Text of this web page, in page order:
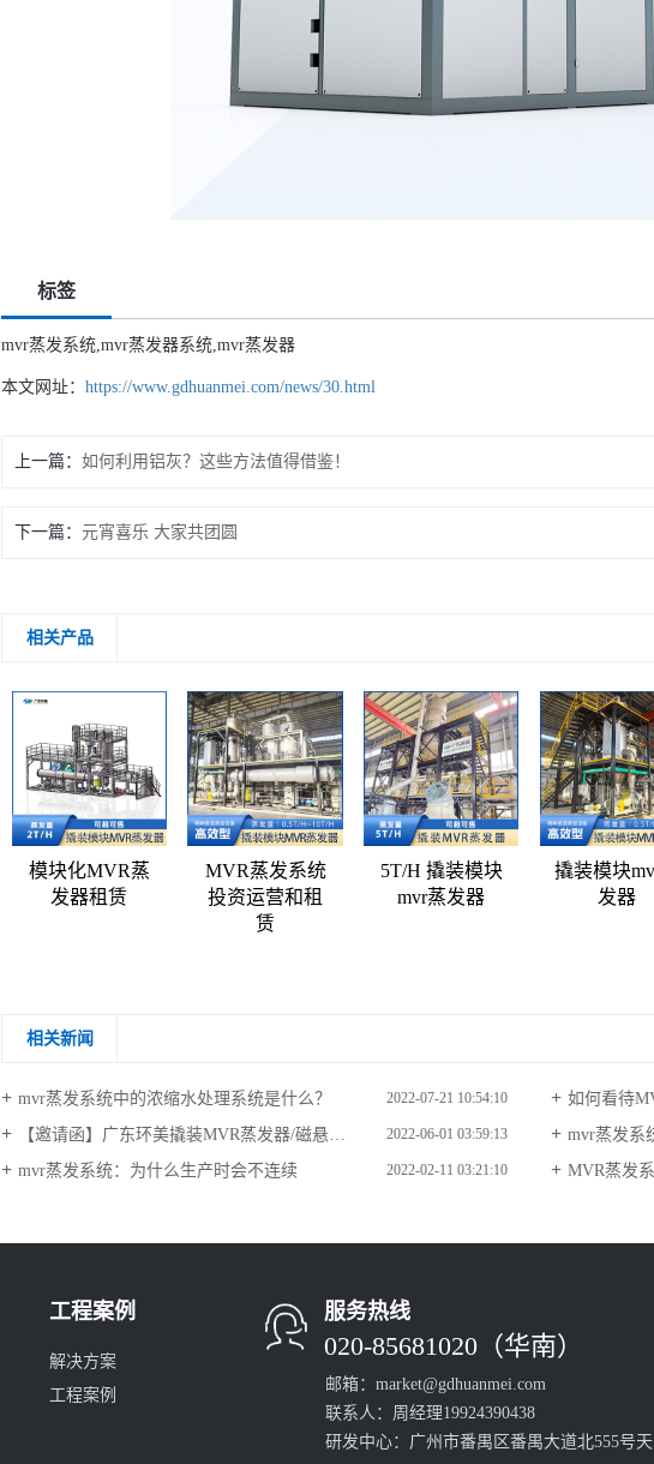
标签
mvr蒸发系统,mvr蒸发器系统,mvr蒸发器
本文网址： https://www.gdhuanmei.com/news/30.html
上一篇： 如何利用铝灰？这些方法值得借鉴！
下一篇： 元宵喜乐 大家共团圆
相关产品
模块化MVR蒸
发器租赁
MVR蒸发系统
投资运营和租
赁
5T/H 撬装模块
mvr蒸发器
撬装模块
发器
相关新闻
mvr蒸发系统中的浓缩水处理系统是什么？ 2022-07-21 10:54:10 如何看待
【邀请函】广东环美撬装MVR蒸发器/磁悬浮MVR蒸发器产品推介会（一期） 2022-06-01 03:59:13 mvr蒸发系
mvr蒸发系统：为什么生产时会不连续 2022-02-11 03:21:10 MVR蒸发
工程案例
解决方案
工程案例
服务热线
020-85681020（华南）
邮箱：market@gdhuanmei.com
联系人：周经理19924390438
研发中心：广州市番禺区番禺大道北555号